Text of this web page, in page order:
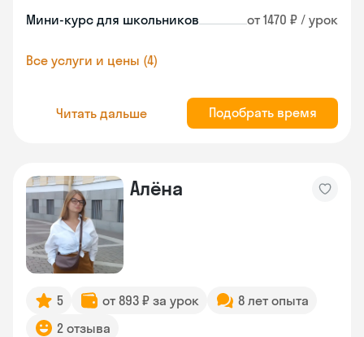
Мини-курс для школьников от 1470 ₽ / урок
Все услуги и цены (4)
Читать дальше Подобрать время
Алёна
5 от 893 ₽ за урок
8 лет опыта
2 отзыва